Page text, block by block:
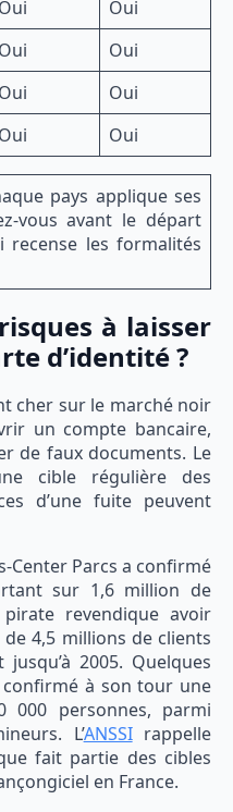
Oui
Oui
Oui
Oui
Oui
Oui
Oui Oui
pays applique ses
vous avant le départ
recense les formalités
à laisser
d’identité ?
cher sur le marché noir
un compte bancaire,
de faux documents. Le
cible régulière des
d’une fuite peuvent
Center Parcs a confirmé
sur 1,6 million de
revendique avoir
4,5 millions de clients
2005. Quelques
à son tour une
000 personnes, parmi
L’ANSSIrappelle
fait partie des cibles
en France.